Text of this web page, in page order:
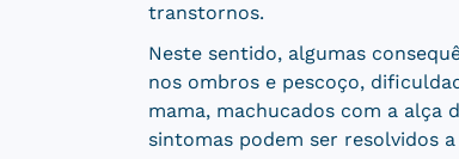
transtornos.
Neste sentido, algumas
nos ombros e pescoço,
mama, machucados com a alça
sintomas podem ser resolvidos